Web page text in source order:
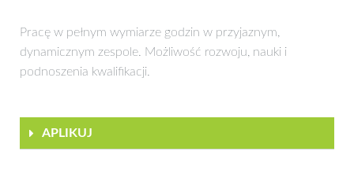
Pracę w pełnym wymiarze godzin w przyjaznym,
dynamicznym zespole. Możliwość rozwoju, nauki i
podnoszenia kwalifikacji.
APLIKUJ